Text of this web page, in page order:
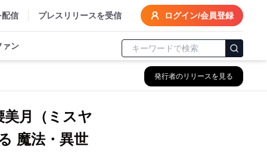
配信 プレスリリースを受信 ログイン/会員登録
ァン
発行者のリリースを見る
月（ミスヤ
魔法・異世